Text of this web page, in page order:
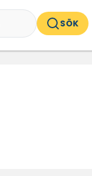
SÖK